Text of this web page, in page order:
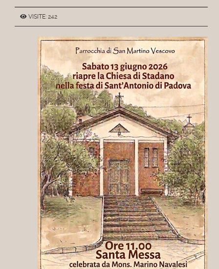
VISITE: 242